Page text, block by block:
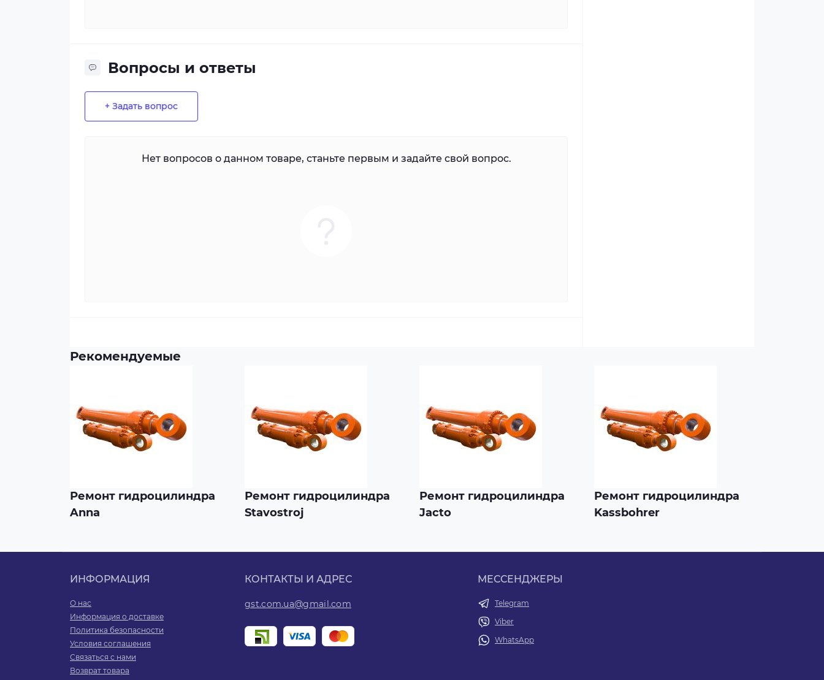
Вопросы и ответы
+ Задать вопрос
Нет вопросов о данном товаре, станьте первым и задайте свой вопрос.
Рекомендуемые
Ремонт гидроцилиндра
Anna
Ремонт гидроцилиндра
Stavostroj
Ремонт гидроцилиндра
Jacto
Ремонт гидроцилиндра
Kassbohrer
ИНФОРМАЦИЯ
О нас
Информация о доставке
Политика безопасности
Условия соглашения
Связаться с нами
Возврат товара
КОНТАКТЫ И АДРЕС
gst.com.ua@gmail.com
МЕССЕНДЖЕРЫ
Telegram
Viber
WhatsApp